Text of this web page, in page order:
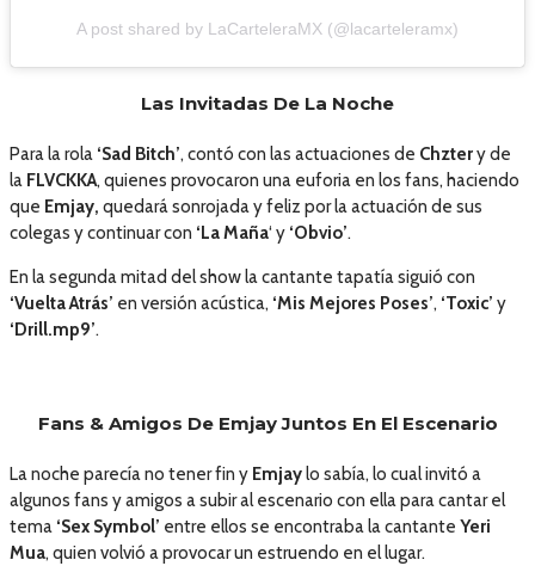
A post shared by LaCarteleraMX (@lacarteleramx)
Las Invitadas De La Noche
Para la rola ‘Sad Bitch’, contó con las actuaciones de Chztery de
la FLVCKKA, quienes provocaron una euforia en los fans, haciendo
que Emjay, quedará sonrojada y feliz por la actuación de sus
colegas y continuar con ‘La Maña‘ y ‘Obvio’.
En la segunda mitad del show la cantante tapatía siguió con
‘Vuelta Atrás’ en versión acústica, ‘Mis Mejores Poses’, ‘Toxic’ y
‘Drill.mp9’.
Fans & Amigos De Emjay Juntos En El Escenario
La noche parecía no tener fin y Emjaylo sabía, lo cual invitó a
algunos fans y amigos a subir al escenario con ella para cantar el
tema ‘Sex Symbol’ entre ellos se encontraba la cantante Yeri
Mua, quien volvió a provocar un estruendo en el lugar.